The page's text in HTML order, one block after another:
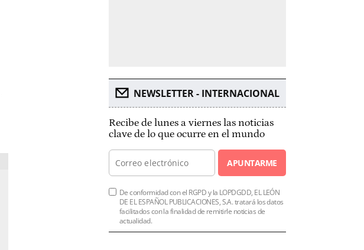
NEWSLETTER - INTERNACIONAL
Recibe de lunes a viernes las noticias
clave de lo que ocurre en el mundo
APUNTARME
De conformidad con el RGPD y la LOPDGDD, EL LEÓN
DE EL ESPAÑOL PUBLICACIONES, S.A. tratará los datos
facilitados con la finalidad de remitirle noticias de
actualidad.